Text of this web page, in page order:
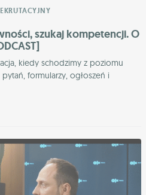
szukaj kompetencji. O
kiedy schodzimy z poziomu
formularzy, ogłoszeń i